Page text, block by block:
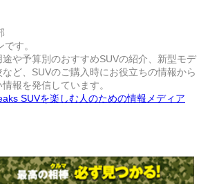
す。
や予算別のおすすめSUVの紹介、新型モデ
ど、SUVのご購入時にお役立ちの情報から
報を発信しています。
SUVを楽しむ人のための情報メディア